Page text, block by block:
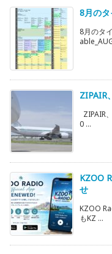
8月の
8月のタ
ZIPAIR
ZIPAIR
0 ...
KZOO
せ
KZOO
もKZ ...